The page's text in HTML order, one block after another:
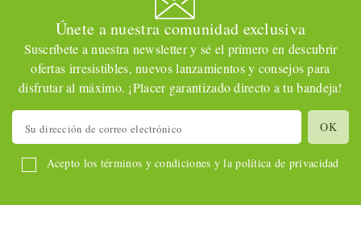
Únete a nuestra comunidad exclusiva
Suscríbete a nuestra newsletter y sé el primero en descubrir
ofertas irresistibles, nuevos lanzamientos y consejos para
disfrutar al máximo. ¡Placer garantizado directo a tu bandeja!
Acepto los términos y condiciones y la política de privacidad